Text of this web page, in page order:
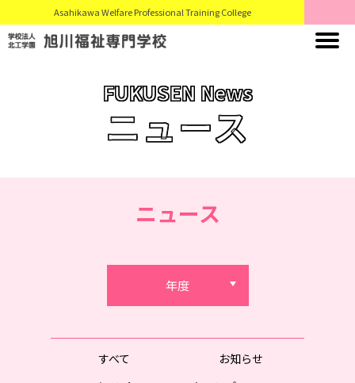
Asahikawa Welfare Professional Training College
FUKUSEN News
ニュース
ニュース
年度
すべて
お知らせ